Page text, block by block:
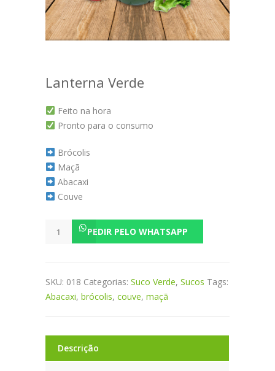
Lanterna Verde
Feito na hora
Pronto para o consumo
Brócolis
Maçã
Abacaxi
Couve
Lanterna
PEDIR PELO WHATSAPP
SKU: 018 Categorias: Suco Verde, Sucos Tags:
Abacaxi, brócolis, couve, maçã
Descrição